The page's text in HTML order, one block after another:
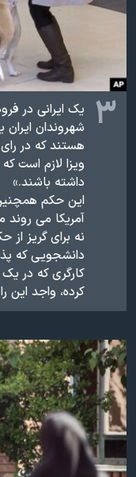
۳
یک ایرانی در
شهروندان
هستند که ​در
ویزا لازم است
داشته باشند.»
این حکم
آمریکا می
نه برای گریز
دانشجویی که
کارگری که در
کرده، واجد این